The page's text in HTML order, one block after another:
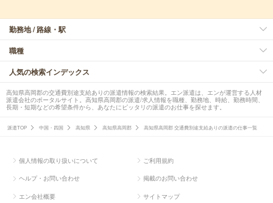
勤務地 / 路線・駅
職種
人気の検索インデックス
高知県高岡郡の交通費別途支給ありの派遣情報の検索結果。エン派遣は、エンが運営する人材
派遣会社のポータルサイト。高知県高岡郡の派遣/求人情報を職種、勤務地、時給、勤務時間、
長期・短期などの希望条件から、あなたにピッタリの派遣のお仕事を探せます。
派遣TOP 中国・四国 高知県 高知県高岡郡 高知県高岡郡 交通費別途支給ありの派遣の仕事一覧
個人情報の取り扱いについて ご利用規約
ヘルプ・お問い合わせ 掲載のお問い合わせ
エン会社概要 サイトマップ